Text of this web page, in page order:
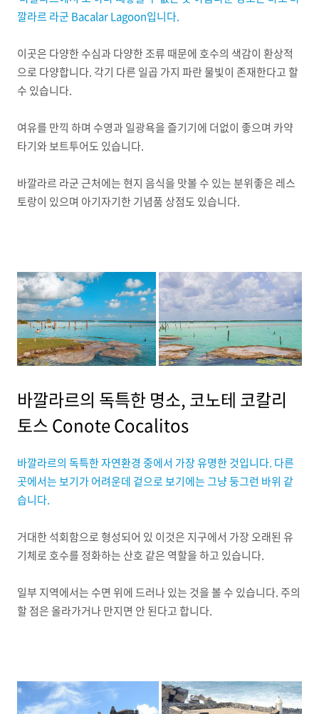
깔라르 라군 Bacalar Lagoon입니다.
이곳은 다양한 수심과 다양한 조류 때문에 호수의 색감이 환상적
으로 다양합니다. 각기 다른 일곱 가지 파란 물빛이 존재한다고 할
수 있습니다.
여유를 만끽 하며 수영과 일광욕을 즐기기에 더없이 좋으며 카약
타기와 보트투어도 있습니다.
바깔라르 라군 근처에는 현지 음식을 맛볼 수 있는 분위좋은 레스
토랑이 있으며 아기자기한 기념품 상점도 있습니다.
바깔라르의 독특한 명소, 코노테 코칼리
토스 Conote Cocalitos
바깔라르의 독특한 자연환경 중에서 가장 유명한 것입니다. 다른
곳에서는 보기가 어려운데 겉으로 보기에는 그냥 둥그런 바위 같
습니다.
거대한 석회함으로 형성되어 있 이것은 지구에서 가장 오래된 유
기체로 호수를 정화하는 산호 같은 역할을 하고 있습니다.
일부 지역에서는 수면 위에 드러나 있는 것을 볼 수 있습니다. 주의
할 점은 올라가거나 만지면 안 된다고 합니다.